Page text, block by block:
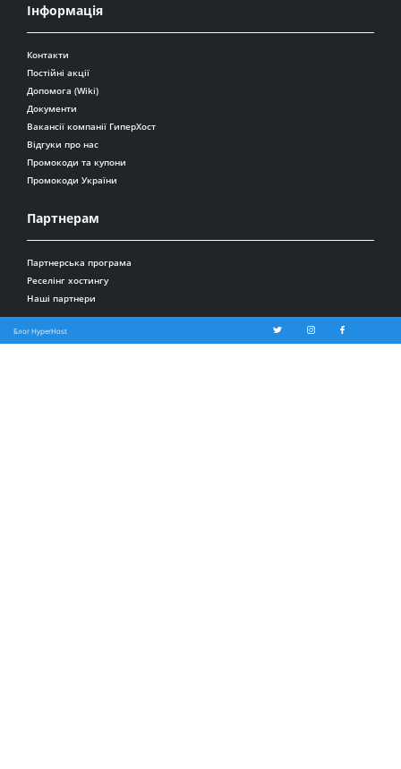
Інформація
Контакти
Постійні акції
Допомога (Wiki)
Документи
Вакансії компанії ГиперХост
Відгуки про нас
Промокоди та купони
Промокоди України
Партнерам
Партнерська програма
Реселінг хостингу
Наші партнери
Блог HyperHost